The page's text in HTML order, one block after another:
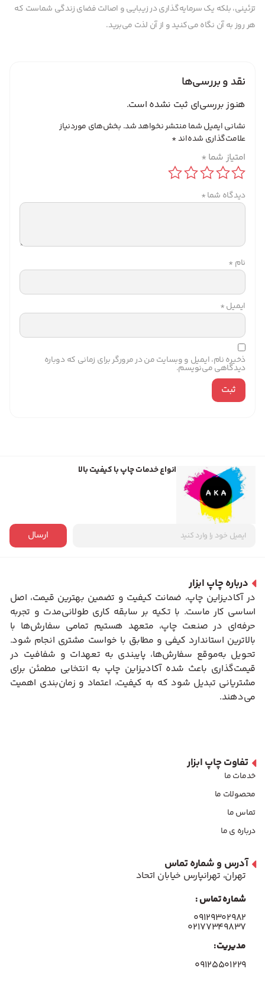
تزئینی، بلکه یک سرمایه‌گذاری در زیبایی و اصالت فضای زندگی شماست که
هر روز به آن نگاه می‌کنید و از آن لذت می‌برید.
نقد و بررسی‌ها
هنوز بررسی‌ای ثبت نشده است.
نشانی ایمیل شما منتشر نخواهد شد. بخش‌های موردنیاز
علامت‌گذاری شده‌اند*
امتیاز شما *
دیدگاه شما*
نام *
ایمیل*
ذخیره نام، ایمیل و وبسایت من در مرورگر برای زمانی که دوباره
دیدگاهی می‌نویسم.
انواع خدمات چاپ با کیفیت بالا
ارسال
درباره چاپ ابزار
در آکادیزاین چاپ، ضمانت کیفیت و تضمین بهترین قیمت، اصل
اساسی کار ماست. با تکیه بر سابقه کاری طولانی‌مدت و تجربه
حرفه‌ای در صنعت چاپ، متعهد هستیم تمامی سفارش‌ها با
بالاترین استاندارد کیفی و مطابق با خواست مشتری انجام شود.
تحویل به‌موقع سفارش‌ها، پایبندی به تعهدات و شفافیت در
قیمت‌گذاری باعث شده آکادیزاین چاپ به انتخابی مطمئن برای
مشتریانی تبدیل شود که به کیفیت، اعتماد و زمان‌بندی اهمیت
می‌دهند.
تفاوت چاپ ابزار
خدمات ما
محصولات ما
تماس ما
درباره ی ما
آدرس و شماره تماس
تهران، تهرانپارس خیابان اتحاد
شماره تماس :
۰۹۱۲۹۳۰۲۹۸۲
۰۲۱۷۷۳۴۹۸۳۷
مدیریت:
۰۹۱۲۵۵۰۱۲۲۹